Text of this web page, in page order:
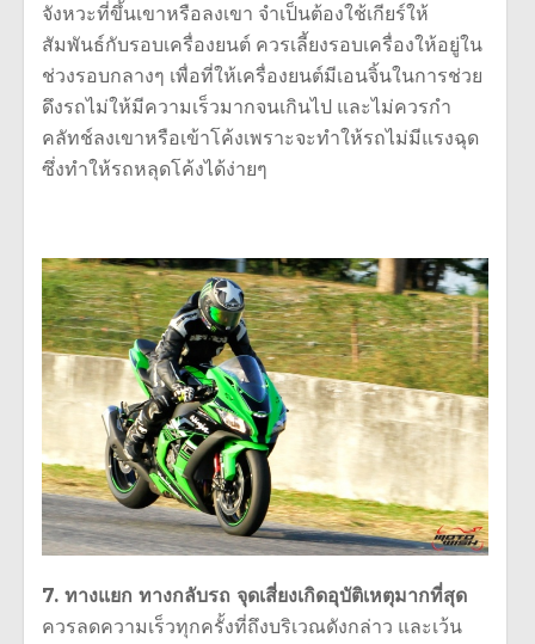
จังหวะที่ขึ้นเขาหรือลงเขา จำเป็นต้องใช้เกียร์ให้
สัมพันธ์กับรอบเครื่องยนต์ ควรเลี้ยงรอบเครื่องให้อยู่ใน
ช่วงรอบกลางๆ เพื่อที่ให้เครื่องยนต์มีเอนจิ้นในการช่วย
ดึงรถไม่ให้มีความเร็วมากจนเกินไป และไม่ควรกำ
คลัทช์ลงเขาหรือเข้าโค้งเพราะจะทำให้รถไม่มีแรงฉุด
ซึ่งทำให้รถหลุดโค้งได้ง่ายๆ
7. ทางแยก ทางกลับรถ จุดเสี่ยงเกิดอุบัติเหตุมากที่สุด
ควรลดความเร็วทุกครั้งที่ถึงบริเวณดังกล่าว และเว้น